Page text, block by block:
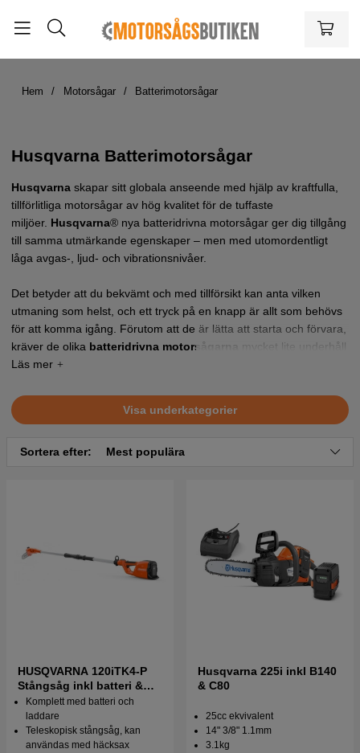
Hem Motorsågar Batterimotorsågar
Husqvarna Batterimotorsågar
Husqvarna skapar sitt globala anseende med hjälp av kraftfulla,
tillförlitliga motorsågar av hög kvalitet för de tuffaste
miljöer. Husqvarna® nya batteridrivna motorsågar ger dig tillgång
till samma utmärkande egenskaper – men med utomordentligt
låga avgas-, ljud- och vibrationsnivåer.
Det betyder att du bekvämt och med tillförsikt kan anta vilken
utmaning som helst, och ett tryck på en knapp är allt som behövs
för att komma igång. Förutom att de är lätta att starta och förvara,
kräver de olika batteridrivna motorsågarna
mycket lite underhåll
och väger dessutom nästan 1 kg mindre än
Visa underkategorier
Sortera efter: Mest populära
HUSQVARNA 120iTK4-P
Stångsåg inkl batteri &
laddare
Komplett med batteri och
laddare
Teleskopisk stångsåg, kan
användas med häcksax
Husqvarna 225i inkl B140
& C80
25cc ekvivalent
14" 3/8" 1.1mm
3.1kg